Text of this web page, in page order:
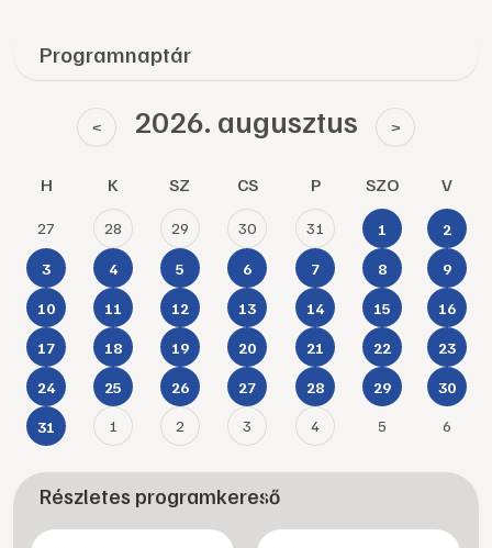
Programnaptár
< 2026. augusztus >
H K SZ CS P SZO V
27 28 29 30 31 1 2
3 4 5 6 7 8 9
10 11 12 13 14 15 16
17 18 19 20 21 22 23
24 25 26 27 28 29 30
31 1 2 3 4 5 6
Részletes programkereső